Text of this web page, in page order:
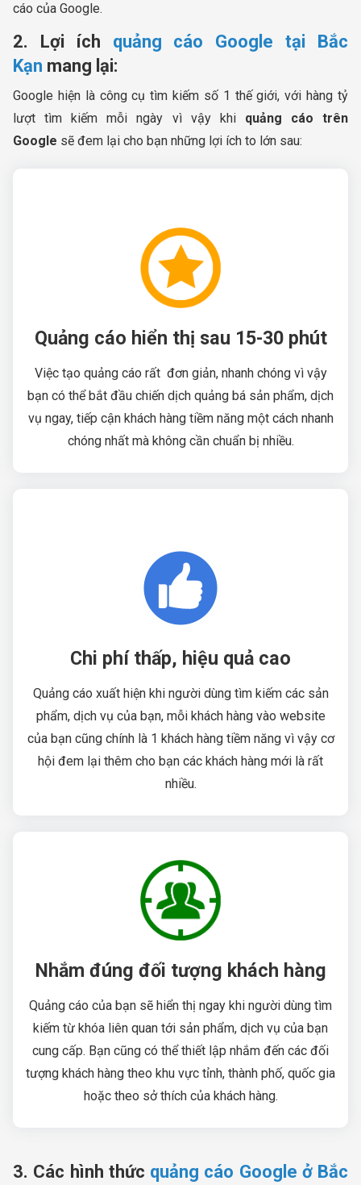
cáo của Google.
2. Lợi ích quảng cáo Google tại Bắc
Kạn mang lại:
Google hiện là công cụ tìm kiếm số 1 thế giới, với hàng tỷ
lượt tìm kiếm mỗi ngày vì vậy khi quảng cáo trên
Google sẽ đem lại cho bạn những lợi ích to lớn sau:
Quảng cáo hiển thị sau 15-30 phút
Việc tạo quảng cáo rất đơn giản, nhanh chóng vì vậy
bạn có thể bắt đầu chiến dịch quảng bá sản phẩm, dịch
vụ ngay, tiếp cận khách hàng tiềm năng một cách nhanh
chóng nhất mà không cần chuẩn bị nhiều.
Chi phí thấp, hiệu quả cao
Quảng cáo xuất hiện khi người dùng tìm kiếm các sản
phẩm, dịch vụ của bạn, mỗi khách hàng vào website
của bạn cũng chính là 1 khách hàng tiềm năng vì vậy cơ
hội đem lại thêm cho bạn các khách hàng mới là rất
nhiều.
Nhắm đúng đối tượng khách hàng
Quảng cáo của bạn sẽ hiển thị ngay khi người dùng tìm
kiếm từ khóa liên quan tới sản phẩm, dịch vụ của bạn
cung cấp. Bạn cũng có thể thiết lập nhắm đến các đối
tượng khách hàng theo khu vực tỉnh, thành phố, quốc gia
hoặc theo sở thích của khách hàng.
3. Các hình thức quảng cáo Google ở Bắc